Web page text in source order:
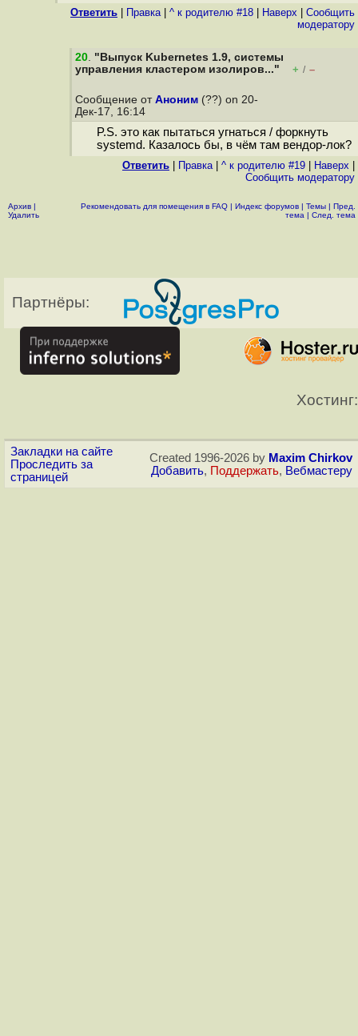
Ответить Правка| ^ к родителю #18 Наверх
Cообщить
модератору
20. "Выпуск Kubernetes 1.9, системы
управления кластером изолиров..."
+ / –
Сообщение от Аноним (??) on 20-
Дек-17, 16:14
P.S. это как пытаться угнаться / форкнуть
systemd. Казалось бы, в чём там вендор-лок?
Ответить Правка| ^ к родителю #19 Наверх
Cообщить модератору
Архив |
Удалить
Рекомендовать для помещения в FAQ | Индекс форумов | Темы | Пред.
тема | След. тема
Партнёры:
Хостинг:
Закладки на сайте
Проследить за
страницей
Created 1996-2026 by Maxim Chirkov
Добавить, Поддержать, Вебмастеру